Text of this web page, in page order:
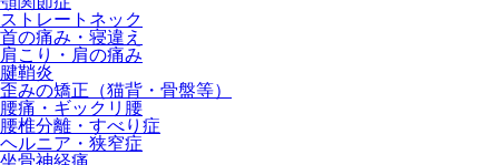
ストレートネック
首の痛み・寝違え
肩こり・肩の痛み
腱鞘炎
歪みの矯正（猫背・骨盤等）
腰痛・ギックリ腰
腰椎分離・すべり症
ヘルニア・狭窄症
坐骨神経痛